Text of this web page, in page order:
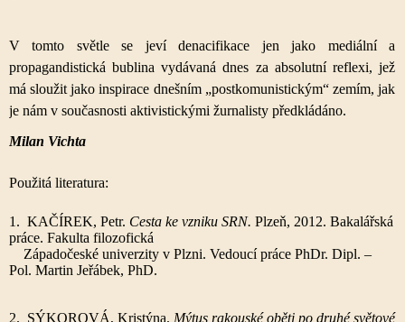
V tomto světle se jeví denacifikace jen jako mediální a
propagandistická bublina vydávaná dnes za absolutní reflexi, jež
má sloužit jako inspirace dnešním „postkomunistickým“ zemím, jak
je nám v současnosti aktivistickými žurnalisty předkládáno.
Milan Vichta
Použitá literatura:
1. KAČÍREK, Petr. Cesta ke vzniku SRN. Plzeň, 2012. Bakalářská
práce. Fakulta filozofická
Západočeské univerzity v Plzni. Vedoucí práce PhDr. Dipl. –
Pol. Martin Jeřábek, PhD.
2. SÝKOROVÁ, Kristýna. Mýtus rakouské oběti po druhé světové